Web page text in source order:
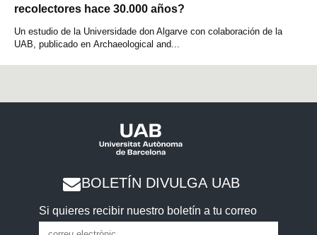
recolectores hace 30.000 años?
Un estudio de la Universidade don Algarve con colaboración de la
UAB, publicado en Archaeological and...
BOLETÍN DIVULGA UAB
Si quieres recibir nuestro boletín a tu correo